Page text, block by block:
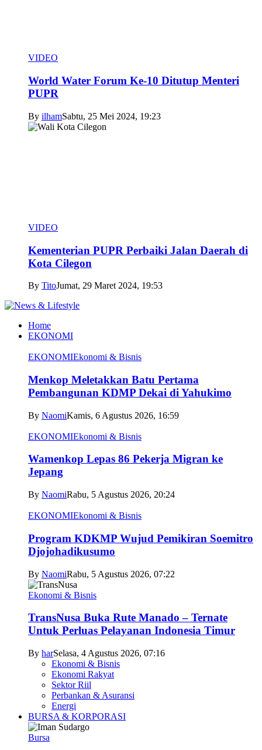
VIDEO
World Water Forum Ke-10 Ditutup Menteri
PUPR
By ilhamSabtu, 25 Mei 2024, 19:23
VIDEO
Kementerian PUPR Perbaiki Jalan Daerah di
Kota Cilegon
By TitoJumat, 29 Maret 2024, 19:53
Home
EKONOMI
EKONOMIEkonomi & Bisnis
Menkop Meletakkan Batu Pertama
Pembangunan KDMP Dekai di Yahukimo
By NaomiKamis, 6 Agustus 2026, 16:59
EKONOMIEkonomi & Bisnis
Wamenkop Lepas 86 Pekerja Migran ke
Jepang
By NaomiRabu, 5 Agustus 2026, 20:24
EKONOMIEkonomi & Bisnis
Program KDKMP Wujud Pemikiran Soemitro
Djojohadikusumo
By NaomiRabu, 5 Agustus 2026, 07:22
Ekonomi & Bisnis
TransNusa Buka Rute Manado – Ternate
Untuk Perluas Pelayanan Indonesia Timur
By harSelasa, 4 Agustus 2026, 07:16
Ekonomi & Bisnis
Ekonomi Rakyat
Sektor Riil
Perbankan & Asuransi
Energi
BURSA & KORPORASI
Bursa